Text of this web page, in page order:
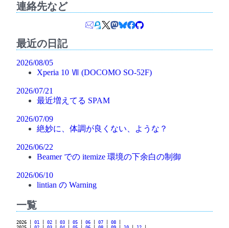
連絡先など
最近の日記
2026/08/05
Xperia 10 Ⅶ (DOCOMO SO-52F)
2026/07/21
最近増えてる SPAM
2026/07/09
絶妙に、体調が良くない、ような？
2026/06/22
Beamer での itemize 環境の下余白の制御
2026/06/10
lintian の Warning
一覧
2026 | 01 02 03 05 06 07 08